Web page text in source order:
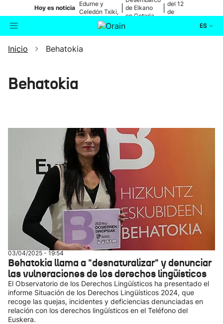
Hoy es noticia
Edurne y
Celedón Txiki,
en directo
de Elkano
en Getaria
del 12
de
ES
Buscador
Ikusmiran
Eguraldia
Inicio Behatokia
Behatokia
03/04/2025 - 19:54
Behatokia llama a "desnaturalizar" y denunciar
las vulneraciones de los derechos lingüísticos
El Observatorio de los Derechos Lingüísticos ha presentado el
informe Situación de los Derechos Lingüísticos 2024, que
recoge las quejas, incidentes y deficiencias denunciadas en
relación con los derechos lingüísticos en el Teléfono del
Euskera.